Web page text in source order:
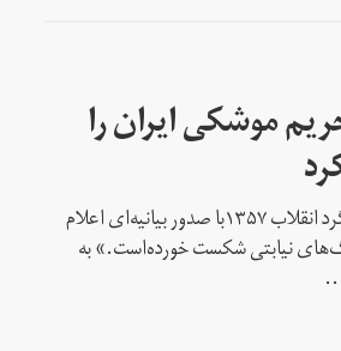
موشکی ایران را
سپاه پاسداران در آستانه سالگرد انقلاب ۱۳۵۷با صدور بیانیه‌ای اعلام
نیابتی شکست خورده‌است.» به